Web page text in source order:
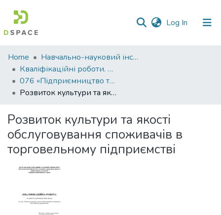
Log In (current)
Communities
&
Collections
Statistics
Home
Навчально-науковий інститут економіки, управління, права та інформаційних технологій
Кваліфікаційні роботи. ННІ економіки, управління, права та ІТ
076 «Підприємництво та торгівля» - Магістри 2024-2025
Розвиток культури та якості обслуговування споживачів в торговельному підприємстві
Розвиток культури та якості
обслуговування споживачів в
торговельному підприємстві